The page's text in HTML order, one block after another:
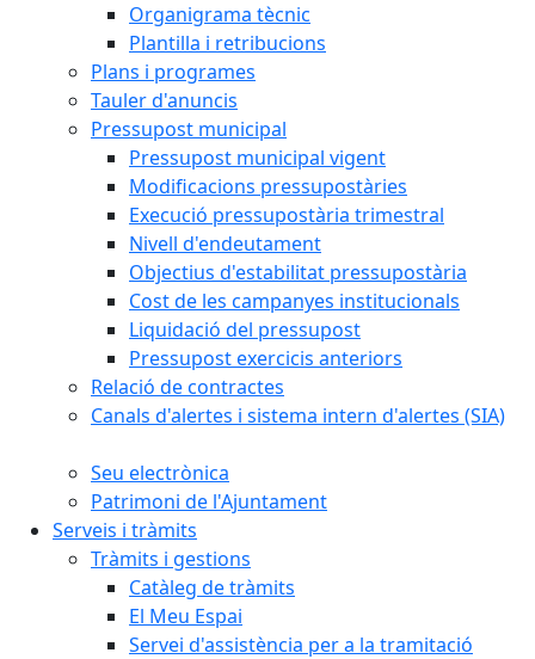
Organigrama tècnic
Plantilla i retribucions
Plans i programes
Tauler d'anuncis
Pressupost municipal
Pressupost municipal vigent
Modificacions pressupostàries
Execució pressupostària trimestral
Nivell d'endeutament
Objectius d'estabilitat pressupostària
Cost de les campanyes institucionals
Liquidació del pressupost
Pressupost exercicis anteriors
Relació de contractes
Canals d'alertes i sistema intern d'alertes (SIA)
Seu electrònica
Patrimoni de l'Ajuntament
Serveis i tràmits
Tràmits i gestions
Catàleg de tràmits
El Meu Espai
Servei d'assistència per a la tramitació